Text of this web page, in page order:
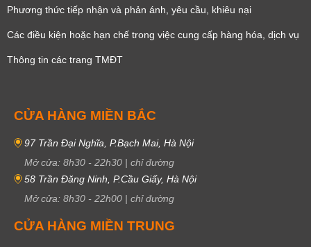
Phương thức tiếp nhận và phản ánh, yêu cầu, khiêu nại
Các điều kiện hoặc hạn chế trong việc cung cấp hàng hóa, dịch vụ
Thông tin các trang TMĐT
CỬA HÀNG MIỀN BẮC
97 Trần Đại Nghĩa, P.Bạch Mai, Hà Nội
Mở cửa: 8h30 - 22h30 | chỉ đường
58 Trần Đăng Ninh, P.Cầu Giấy, Hà Nội
Mở cửa: 8h30 - 22h00 | chỉ đường
CỬA HÀNG MIỀN TRUNG